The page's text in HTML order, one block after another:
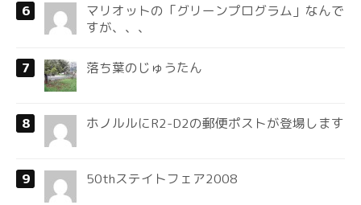
マリオットの「グリーンプログラム」なんで
すが、、、
落ち葉のじゅうたん
ホノルルにR2-D2の郵便ポストが登場します
50thステイトフェア2008